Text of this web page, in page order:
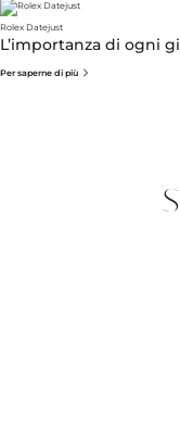
Rolex Datejust
L’importanza di ogni
Per saperne di più